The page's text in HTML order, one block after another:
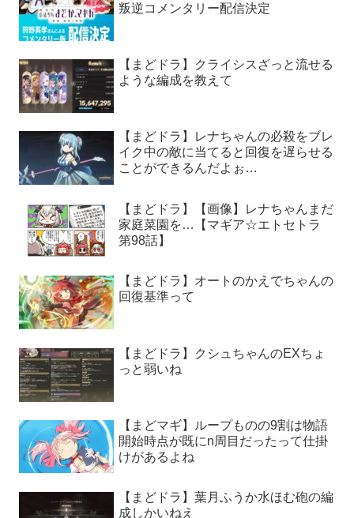
叛逆コメンタリー配信決定
【まどドラ】クライシスざっと流せる
ような編成を教えて
【まどドラ】レナちゃんの必殺をブレ
イク中の敵に当てると回復を遅らせる
ことができるんだよぉ…
【まどドラ】【画像】レナちゃんまだ
家庭菜園を…【マギア☆エトセトラ
第98話】
【まどドラ】オートのかえでちゃんの
回復基準って
【まどドラ】クシュちゃんのEXちょ
っと弱いね
【まどマギ】ループものの9割は物語
開始時点が既にn周目だったって仕掛
けがあるよね
【まどドラ】葉月ふうか水ほむ砲の編
成しかいねえ